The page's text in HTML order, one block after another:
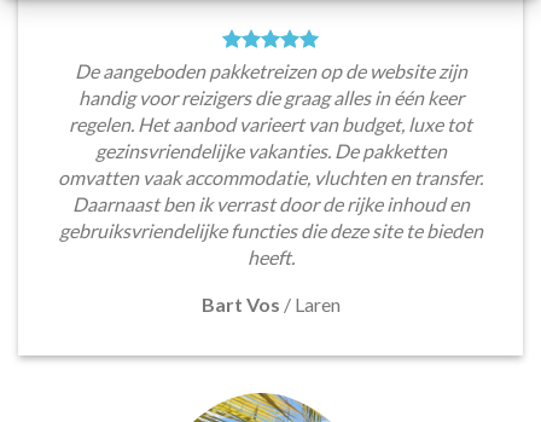
De aangeboden pakketreizen op de website zijn
handig voor reizigers die graag alles in één keer
regelen. Het aanbod varieert van budget, luxe tot
gezinsvriendelijke vakanties. De pakketten
omvatten vaak accommodatie, vluchten en transfer.
Daarnaast ben ik verrast door de rijke inhoud en
gebruiksvriendelijke functies die deze site te bieden
heeft.
Bart Vos / Laren